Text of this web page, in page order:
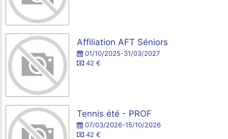
Affiliation AFT Séniors
01/10/2025-31/03/2027
42 €
Tennis été - PROF
07/03/2026-15/10/2026
42 €